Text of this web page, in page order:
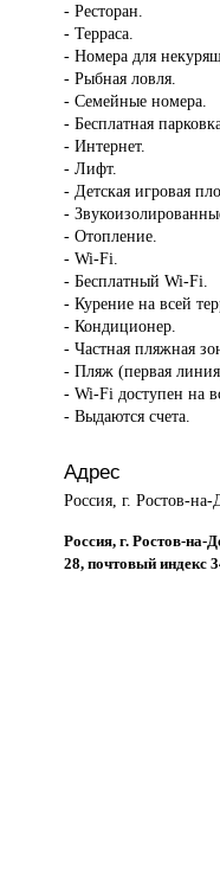
- Ресторан.
- Терраса.
- Номера для
- Рыбная ловля.
- Семейные номера.
- Бесплатная
- Интернет.
- Лифт.
- Детская игровая
-
- Отопление.
- Wi-Fi.
- Бесплатный Wi-Fi.
- Курение на всей
- Кондиционер.
- Частная пляжная
- Пляж (первая
- Wi-Fi доступен на
- Выдаются счета.
Адрес
Россия, г. Ростов-
Россия, г. Ростов-на-
28, почтовый индекс